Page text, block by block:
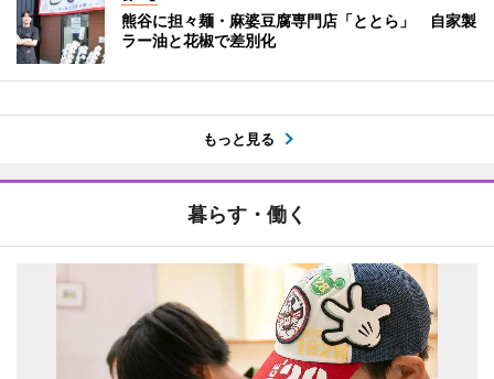
熊谷に担々麺・麻婆豆腐専門店「ととら」 自家製
ラー油と花椒で差別化
もっと見る
暮らす・働く